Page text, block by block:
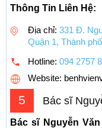
Thông Tin Liên Hệ:
Địa chỉ: 331 Đ.
Quận 1, Thành
Hotline: 094 2757
Website:
5 Bác sĩ
Bác sĩ Nguyễn